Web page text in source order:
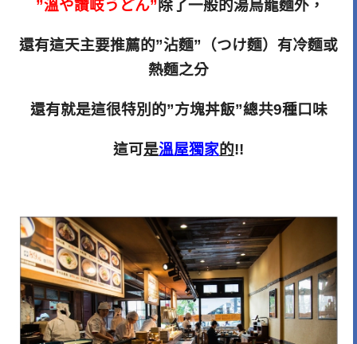
”溫や讚岐うどん”除了一般的湯烏龍麵外，
還有這天主要推薦的”沾麵”（つけ麵）有冷麵或
熱麵之分
還有就是這很特別的”方塊丼飯”總共9種口味
這可是溫屋獨家的!!